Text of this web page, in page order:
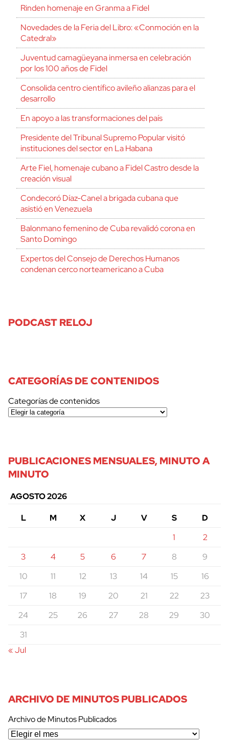
Rinden homenaje en Granma a Fidel
Novedades de la Feria del Libro: «Conmoción en la
Catedral»
Juventud camagüeyana inmersa en celebración
por los 100 años de Fidel
Consolida centro científico avileño alianzas para el
desarrollo
En apoyo a las transformaciones del país
Presidente del Tribunal Supremo Popular visitó
instituciones del sector en La Habana
Arte Fiel, homenaje cubano a Fidel Castro desde la
creación visual
Condecoró Díaz-Canel a brigada cubana que
asistió en Venezuela
Balonmano femenino de Cuba revalidó corona en
Santo Domingo
Expertos del Consejo de Derechos Humanos
condenan cerco norteamericano a Cuba
PODCAST RELOJ
CATEGORÍAS DE CONTENIDOS
Categorías de contenidos
PUBLICACIONES MENSUALES, MINUTO A
MINUTO
AGOSTO 2026
L
M X J V S
D
1
2
3
4 5 6 7 8
9
10
11 12 13 14 15
16
17
18 19 20 21 22
23
24
25 26 27 28 29
30
31
« Jul
ARCHIVO DE MINUTOS PUBLICADOS
Archivo de Minutos Publicados